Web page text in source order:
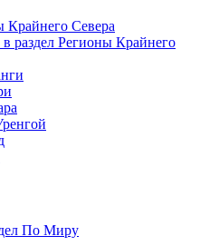
Крайнего Севера
раздел Регионы Крайнего
По Миру